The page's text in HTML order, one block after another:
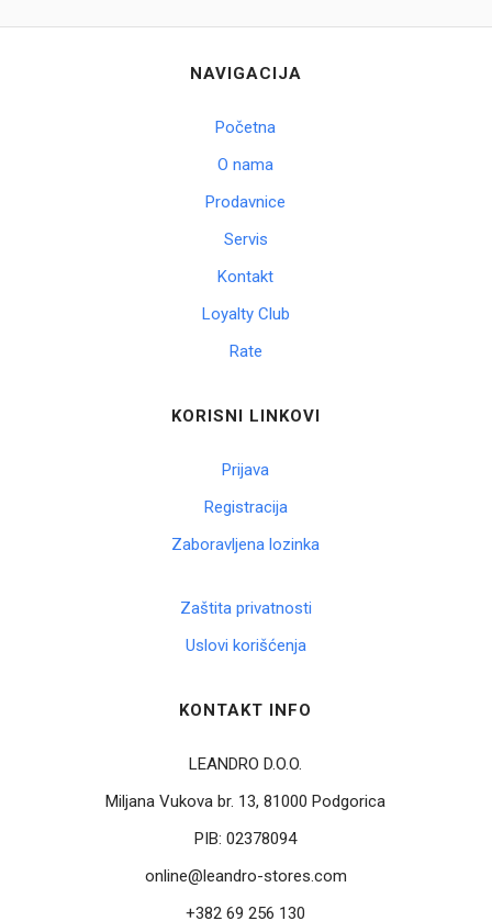
NAVIGACIJA
Početna
O nama
Prodavnice
Servis
Kontakt
Loyalty Club
Rate
KORISNI LINKOVI
Prijava
Registracija
Zaboravljena lozinka
Zaštita privatnosti
Uslovi korišćenja
KONTAKT INFO
LEANDRO D.O.O.
Miljana Vukova br. 13, 81000 Podgorica
PIB:02378094
online@leandro-stores.com
+382 69 256 130